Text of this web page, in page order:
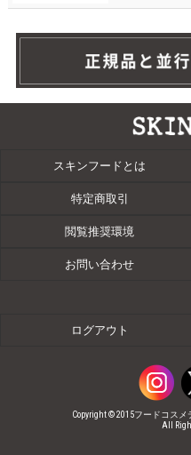
スキンフードとは
特定商取引
閲覧推奨環境
お問い合わせ
ログアウト
Copyright © 2015フードコス
All